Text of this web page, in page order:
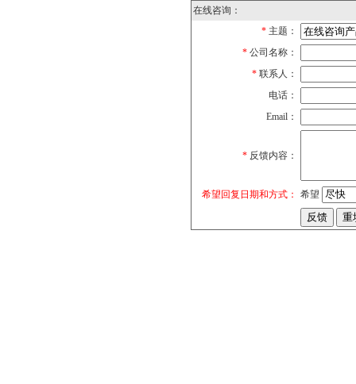
在线咨询：
* 主题：
* 公司名称：
* 联系人：
电话：
Email：
* 反馈内容：
希望回复日期和方式： 希望